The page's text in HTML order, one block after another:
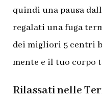
quindi una pausa
regalati una fuga
dei migliori 5 centri
mente e il tuo corpo
Rilassati nelle